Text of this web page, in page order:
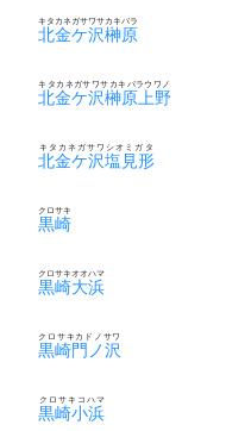
北金ケ沢榊原
キタカネガサワサカキバラ
北金ケ沢榊原上野
キタカネガサワサカキバラウワノ
北金ケ沢塩見形
キタカネガサワシオミガタ
黒崎
クロサキ
黒崎大浜
クロサキオオハマ
黒崎門ノ沢
クロサキカドノサワ
黒崎小浜
クロサキコハマ